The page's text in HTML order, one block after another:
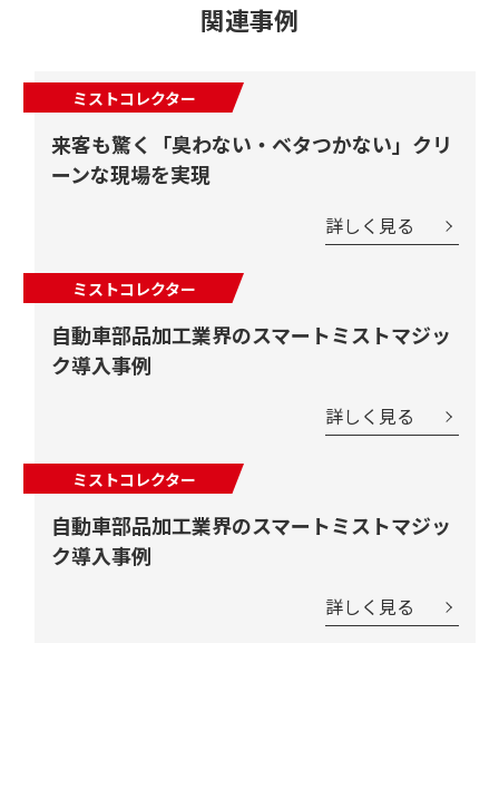
関連事例
ミストコレクター
来客も驚く「臭わない・ベタつかない」クリ
ーンな現場を実現
詳しく見る
ミストコレクター
自動車部品加工業界のスマートミストマジッ
ク導入事例
詳しく見る
ミストコレクター
自動車部品加工業界のスマートミストマジッ
ク導入事例
詳しく見る